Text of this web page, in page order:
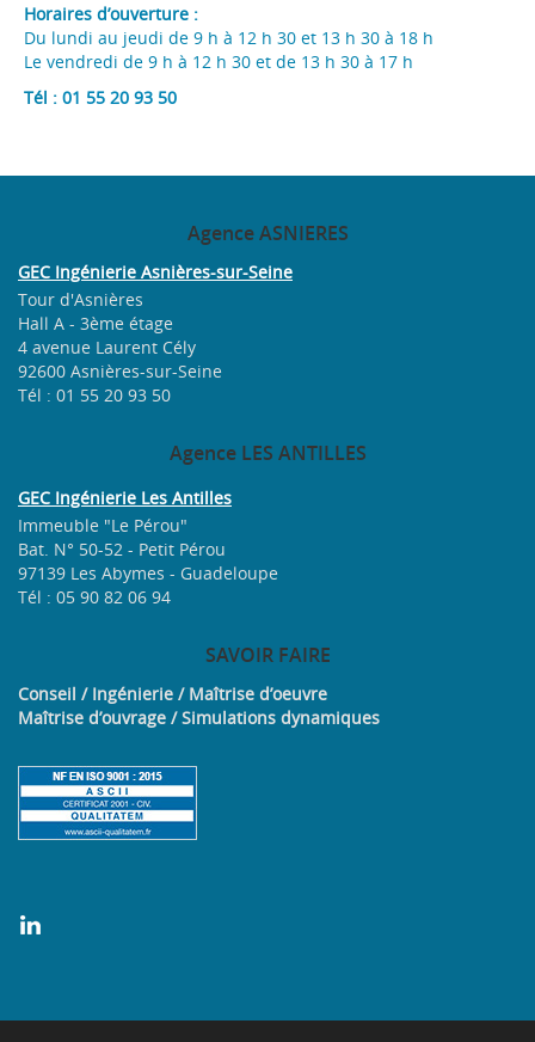
Horaires d’ouverture :
Du lundi au jeudi de 9 h à 12 h 30 et 13 h 30 à 18 h
Le vendredi de 9 h à 12 h 30 et de 13 h 30 à 17 h
Tél : 01 55 20 93 50
AgenceASNIERES
GEC Ingénierie Asnières-sur-Seine
Tour d'Asnières
Hall A - 3ème étage
4 avenue Laurent Cély
92600 Asnières-sur-Seine
Tél : 01 55 20 93 50
AgenceLES ANTILLES
GEC Ingénierie Les Antilles
Immeuble "Le Pérou"
Bat. N° 50-52 - Petit Pérou
97139 Les Abymes - Guadeloupe
Tél : 05 90 82 06 94
SAVOIRFAIRE
Conseil / Ingénierie / Maîtrise d’oeuvre
Maîtrise d’ouvrage / Simulations dynamiques